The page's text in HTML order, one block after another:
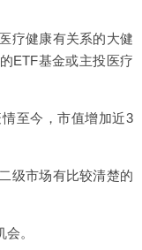
疗健康有关系的大健
ETF基金或主投医疗
至今，市值增加近3
级市场有比较清楚的
。